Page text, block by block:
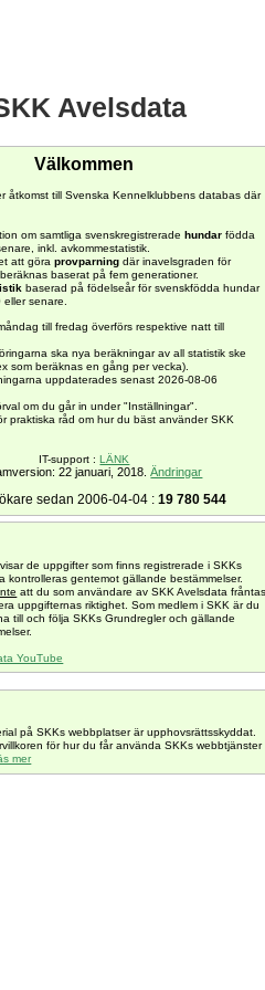
Avelsdata
Välkommen
åtkomst till Svenska Kennelklubbens databas där
om samtliga svenskregistreradehundar födda
inkl. avkommestatistik.
att göraprovparning där inavelsgraden för
baserat på fem generationer.
baserad på födelseår för svenskfödda hundar
senare.
till fredag överförs respektive natt till
ska nya beräkningar av all statistik ske
som beräknas en gång per vecka).
uppdaterades senast 2026-08-06
om du går in under "Inställningar".
praktiska råd om hur du bäst använder SKK
IT-support :LÄNK
22 januari, 2018.Ändringar
sedan 2006-04-04 : 19 780 544
de uppgifter som finns registrerade i SKKs
kontrolleras gentemot gällande bestämmelser.
att du som användare av SKK Avelsdata
uppgifternas riktighet. Som medlem i SKK är du
till och följa SKKs Grundregler och gällande
YouTube
på SKKs webbplatser är upphovsrättsskyddat.
för hur du får använda SKKs webbtjänster
mer